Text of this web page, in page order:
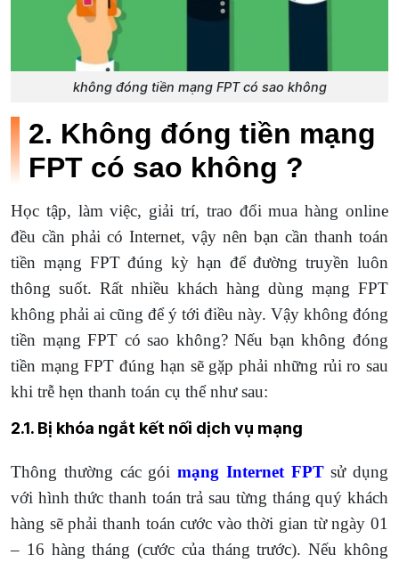
không đóng tiền mạng FPT có sao không
2. Không đóng tiền mạng
FPT có sao không ?
Học tập, làm việc, giải trí, trao đổi mua hàng online
đều cần phải có Internet, vậy nên bạn cần thanh toán
tiền mạng FPT đúng kỳ hạn để đường truyền luôn
thông suốt. Rất nhiều khách hàng dùng mạng FPT
không phải ai cũng để ý tới điều này. Vậy không đóng
tiền mạng FPT có sao không? Nếu bạn không đóng
tiền mạng FPT đúng hạn sẽ gặp phải những rủi ro sau
khi trễ hẹn thanh toán cụ thể như sau:
2.1. Bị khóa ngắt kết nối dịch vụ mạng
Thông thường các gói mạng Internet FPTsử dụng
với hình thức thanh toán trả sau từng tháng quý khách
hàng sẽ phải thanh toán cước vào thời gian từ ngày 01
– 16 hàng tháng (cước của tháng trước). Nếu không